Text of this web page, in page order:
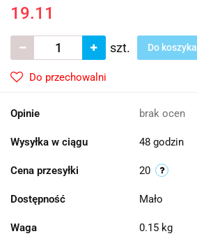
19.11
szt. Do koszyka
Do przechowalni
Opinie brak ocen
Wysyłka w ciągu 48 godzin
Cena przesyłki 20
Dostępność Mało
Waga 0.15 kg